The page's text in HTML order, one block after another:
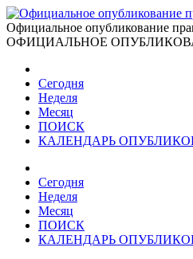
Официальное опубликование
ОФИЦИАЛЬНОЕ
Сегодня
Неделя
Месяц
ПОИСК
КАЛЕНДАРЬ
Сегодня
Неделя
Месяц
ПОИСК
КАЛЕНДАРЬ